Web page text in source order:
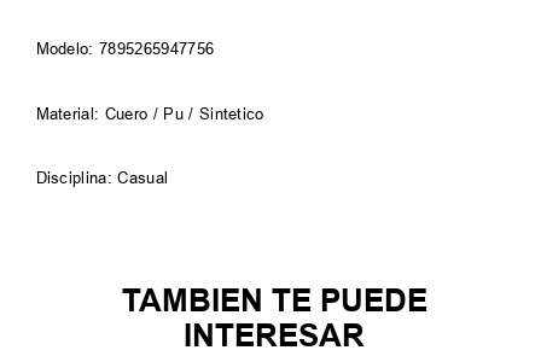
Modelo: 7895265947756
Material: Cuero / Pu / Sintetico
Disciplina: Casual
TAMBIEN TE PUEDE
INTERESAR